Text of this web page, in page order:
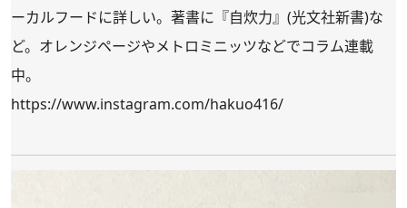
ーカルフードに詳しい。著書に『自炊力』(光文社新書)な
ど。オレンジページやメトロミニッツなどでコラム連載
中。
https://www.instagram.com/hakuo416/